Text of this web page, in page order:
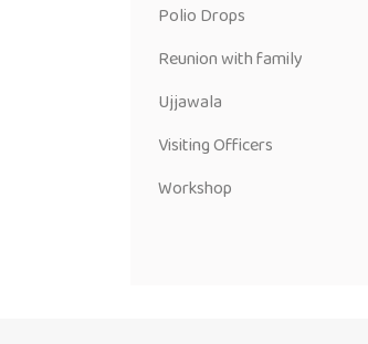
Polio Drops
Reunion with family
Ujjawala
Visiting Officers
Workshop